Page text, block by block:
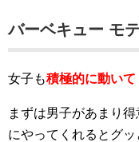
バーベキュー モ
女子も積極的に動いて
まずは男子があまり得
にやってくれるとグッ